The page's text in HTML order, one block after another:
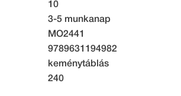
10
3-5 munkanap
MO2441
9789631194982
keménytáblás
240